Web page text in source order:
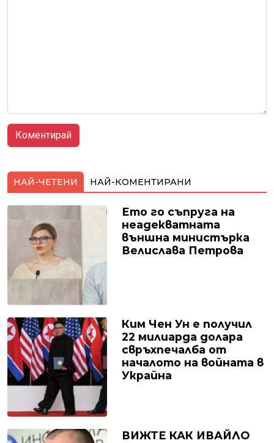
НАЙ-ЧЕТЕНИ НАЙ-КОМЕНТИРАНИ
Ето го съпруга на
неадекватната
външна министърка
Велислава Петрова
Ким Чен Ун е получил
22 милиарда долара
свръхпечалба от
началото на войната в
Украйна
ВИЖТЕ КАК ИВАЙЛО